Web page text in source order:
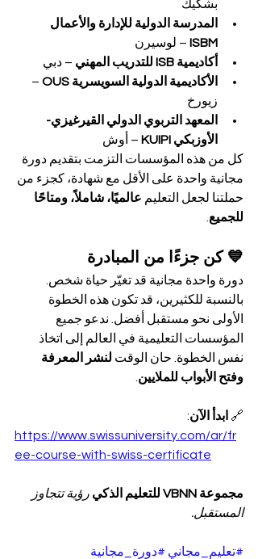
بشكيك
المدرسة الدولية للإدارة والأعمال
ISBM – لوسيرن
أكاديمية ISB للتدريب المهني
– دبي
الأكاديمية الدولية السويسرية OUS
–
زيورخ
المعهد التربوي الدولي القيرغيزي-
الأوزبكي KUIPI
– أوش
كل من هذه المؤسسات التزمت بتقديم دورة
مجانية واحدة على الأقل مع شهادة، كجزء من
حملتنا لجعل التعليم عالميًا، شاملاً، ومتاحًا
للجميع
💙 كن جزءًا من المبادرة
دورة واحدة مجانية قد تغيّر حياة شخص.
بالنسبة للكثيرين، قد تكون هذه الخطوة
الأولى نحو مستقبل أفضل. ندعو جميع
المؤسسات التعليمية في العالم إلى اتخاذ
نفس الخطوة. حان الوقت لنشر المعرفة
وفتح الأبواب للملايين
🔗 ابدأ الآن:
https://www.swissuniversity.com/ar/fr
ee-course-with-swiss-certificate
مجموعة VBNN للتعليم الذكي
رؤية تتجاوز
المستقبل.
#تعليم_مجاني #دورة_مجانية